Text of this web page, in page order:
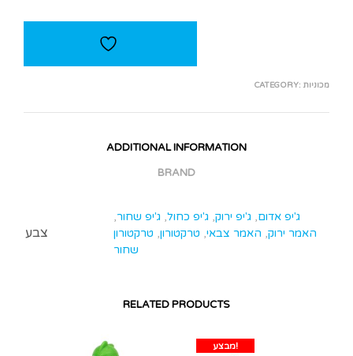
CATEGORY: מכוניות
ADDITIONAL INFORMATION
BRAND
צבע
ג'יפ אדום, ג'יפ ירוק, ג'יפ כחול, ג'יפ שחור,
האמר ירוק, האמר צבאי, טרקטורון, טרקטורון
שחור
RELATED PRODUCTS
מבצע!